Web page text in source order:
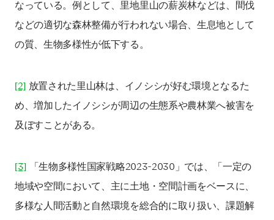
なっている。例として、里地里山の薪炭林などは、間伐
などの適切な森林整備が行われない場合、生息地として
の質、生物多様性が低下する。
[2] 放置された里山林は、イノシシが好む環境となるた
め、増加したイノシシが周辺の生態系や農林業へ被害を
及ぼすことがある。
[3]
「生物多様性国家戦略2023‐2030」では、「一定の
地域や空間において、主に土地・空間計画をベースに、
多様な人間活動と自然環境を総合的に取り扱い、課題解